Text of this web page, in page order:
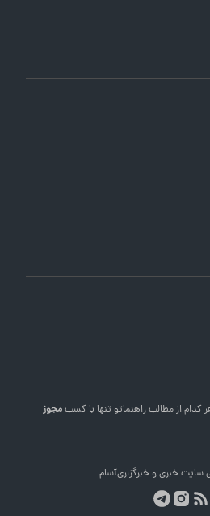
راهنماتو تنها با کسبمجوز
سایت خبری و خبرگزاریآسام